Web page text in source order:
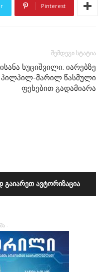
Pinterest
შემდეგი სტატია
ხუციშვილი: იარებზე
პილპილ-მარილ წასმული
ფეხებით გადამიარა
ᲒᲐᲘᲐᲠᲔᲗ ᲐᲕᲢᲝᲠᲘᲖᲐᲪᲘᲐ
-